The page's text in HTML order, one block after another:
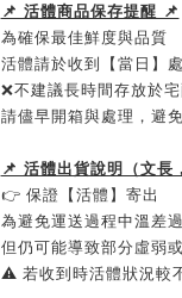
📌 活體商品保存提醒 📌
為確保最佳鮮度與品質
活體請於收到【當日】
❌不建議長時間存放於
請儘早開箱與處理，避
📌 活體出貨說明（文長
👉 保證【活體】寄出
為避免運送過程中溫差
但仍可能導致部分虛弱
⚠️ 若收到時活體狀況較